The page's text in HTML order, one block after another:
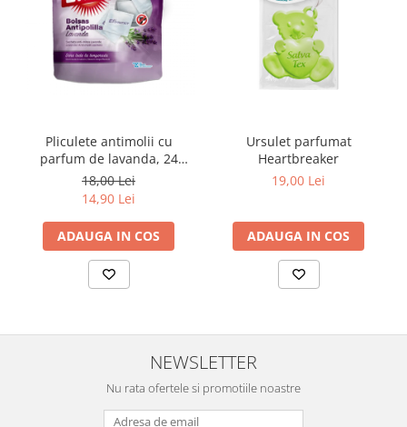
Pliculete antimolii cu
parfum de lavanda, 24
buc/set
18,00 Lei
14,90 Lei
ADAUGA IN COS
Ursulet parfumat
Heartbreaker
19,00 Lei
ADAUGA IN COS
NEWSLETTER
Nu rata ofertele si promotiile noastre